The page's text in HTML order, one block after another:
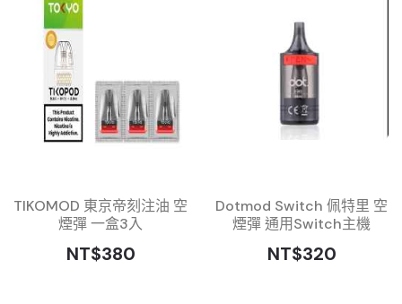
TIKOMOD 東京帝刻注油 空
煙彈 一盒3入
NT$380
Dotmod Switch 佩特里 空
煙彈 通用Switch主機
NT$320